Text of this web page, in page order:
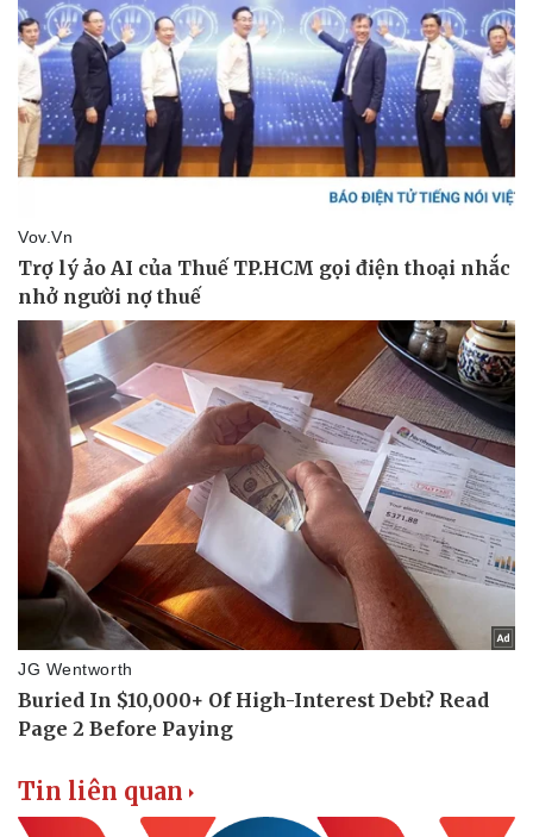
Thông tin doanh nghiệp
Doanh nghiệp 24h
Doanh nhân
Vì cộng đồng
Tin Công nghệ
Chuyển đổi số
Tin liên quan